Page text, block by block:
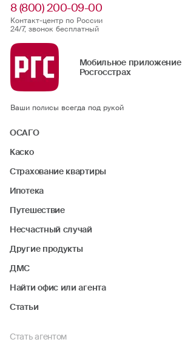
8 (800) 200-09-00
Контакт-центр по России
24/7, звонок бесплатный
Мобильное приложение
Росгосстрах
Ваши полисы всегда под рукой
ОСАГО
Каско
Страхование квартиры
Ипотека
Путешествие
Несчастный случай
Другие продукты
ДМС
Найти офис или агента
Статьи
Стать агентом